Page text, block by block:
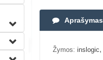
Aprašymas
Žymos: inslogic,